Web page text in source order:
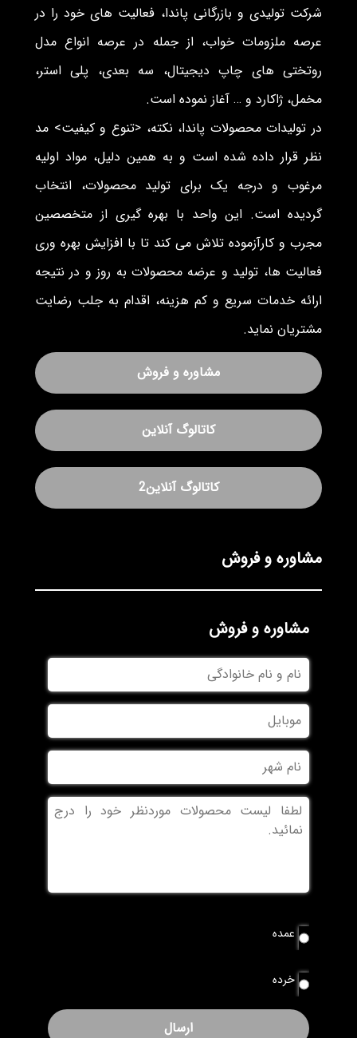
شرکت تولیدی و بازرگانی پاندا، فعالیت های خود را در
عرصه ملزومات خواب، از جمله در عرصه انواع مدل
روتختی های چاپ دیجیتال، سه بعدی، پلی استر،
مخمل، ژاکارد و … آغاز نموده است.
در تولیدات محصولات پاندا، نکته، <تنوع و کیفیت> مد
نظر قرار داده شده است و به همین دلیل، مواد اولیه
مرغوب و درجه یک برای تولید محصولات، انتخاب
گردیده است. این واحد با بهره گیری از متخصصین
مجرب و کارآزموده تلاش می کند تا با افزایش بهره وری
فعالیت ها، تولید و عرضه محصولات به روز و در نتیجه
ارائه خدمات سریع و کم هزینه، اقدام به جلب رضایت
مشتریان نماید.
مشاوره و فروش
کاتالوگ آنلاین
کاتالوگ آنلاین2
مشاوره و فروش
مشاوره و فروش
نام
و
نام
خانوادگی
موبایل
نام
شهر
بدون
عنوان
نوع
سفارش
عمده
خرده